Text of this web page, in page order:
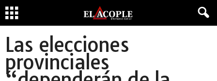
Las elecciones
provinciales